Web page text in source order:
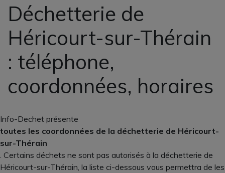
Déchetterie de
Héricourt-sur-Thérain
: téléphone,
coordonnées, horaires
Info-Dechet présente
toutes les coordonnées de la déchetterie de Héricourt-
sur-Thérain
. Certains déchets ne sont pas autorisés à la déchetterie de
Héricourt-sur-Thérain, la liste ci-dessous vous permettra de les